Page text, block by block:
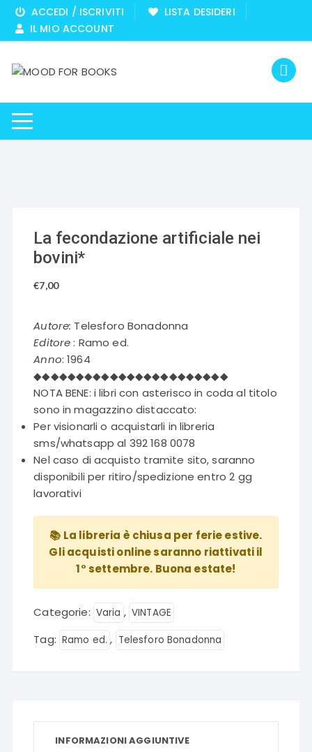
Vai
contenuto
ACCEDI / ISCRIVITI
LISTA DESIDERI
IL MIO ACCOUNT
La fecondazione artificiale nei
bovini*
€7,00
Autore: Telesforo Bonadonna
Editore: Ramo ed.
Anno: 1964
◆◆◆◆◆◆◆◆◆◆◆◆◆◆◆◆◆◆◆◆◆◆◆
NOTA BENE: i libri con asterisco in coda al titolo
sono in magazzino distaccato:
Per visionarli o acquistarli in libreria
sms/whatsapp al 392 168 0078
Nel caso di acquisto tramite sito, saranno
disponibili per ritiro/spedizione entro 2 gg
lavorativi
📚 La libreria è chiusa per ferie estive.
Gli acquisti online saranno riattivati il
1° settembre. Buona estate!
Categorie: Varia , VINTAGE
Tag: Ramo ed. , Telesforo Bonadonna
INFORMAZIONI AGGIUNTIVE